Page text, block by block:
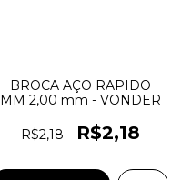
BROCA AÇO RAPIDO
MM 2,00 mm - VONDER
R$2,18 R$2,18